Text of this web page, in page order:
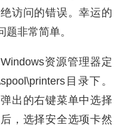
访问的错误。幸运的
非常简单。
资源管理器定
目录下。
出的右键菜单中选择
，选择安全选项卡然